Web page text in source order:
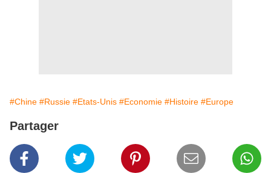
#Chine #Russie #Etats-Unis #Economie #Histoire #Europe
Partager